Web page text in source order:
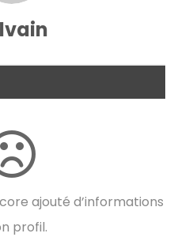
ajouté d’informations
profil.